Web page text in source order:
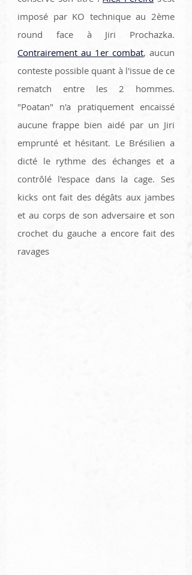
imposé par KO technique au 2ème
Contrairement au 1er combat, aucun
conteste possible quant à l'issue de ce
rematch entre les 2 hommes.
"Poatan" n'a pratiquement encaissé
aucune frappe bien aidé par un Jiri
emprunté et hésitant. Le Brésilien a
dicté le rythme des échanges et a
contrôlé l'espace dans la cage. Ses
kicks ont fait des dégâts aux jambes
et au corps de son adversaire et son
crochet du gauche a encore fait des
ravages